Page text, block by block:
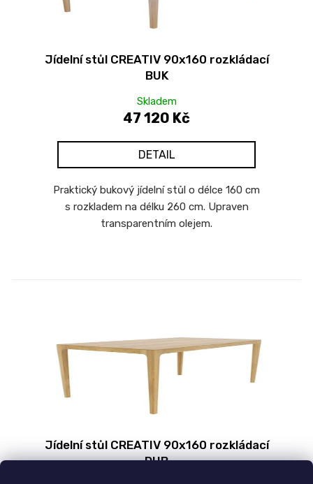
Jídelní stůl CREATIV 90x160 rozkládací
BUK
Skladem
47 120 Kč
DETAIL
Praktický bukový jídelní stůl o délce 160 cm
s rozkladem na délku 260 cm. Upraven
transparentním olejem.
Jídelní stůl CREATIV 90x160 rozkládací
DUB